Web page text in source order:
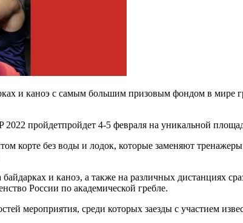
и каноэ с самым большим призовым фондом в мире
пройдетпройдет 4-5 февраля на уникальной
корте без воды и лодок, которые заменяют
и каноэ, а также на различных дистанциях
России по академической гребле.
мероприятия, среди которых заезды с участием